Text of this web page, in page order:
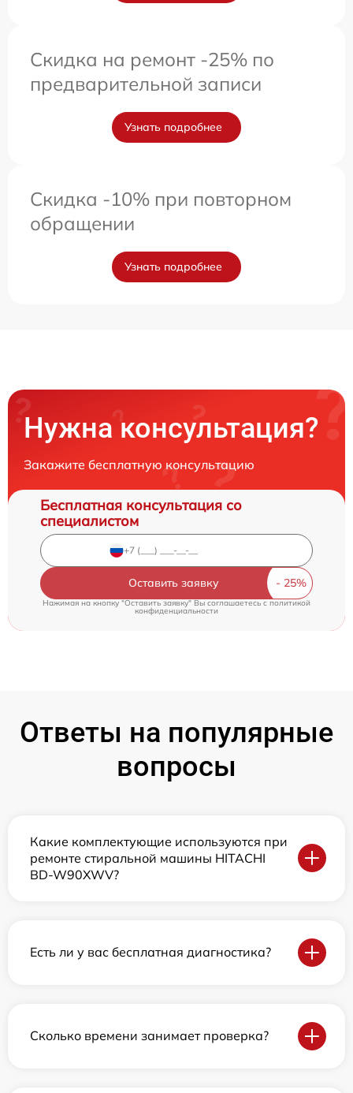
Скидка на ремонт -25% по
предварительной записи
Узнать подробнее
Скидка -10% при повторном
обращении
Узнать подробнее
Нужна консультация?
Закажите бесплатную консультацию
Бесплатная консультация со
специалистом
Оставить заявку
Нажимая на кнопку "Оставить заявку" Вы соглашаетесь cполитикой
конфиденциальности
Ответы на популярные
вопросы
Какие комплектующие используются при
ремонте стиральной машины HITACHI
BD-W90XWV?
Есть ли у вас бесплатная диагностика?
Сколько времени занимает проверка?